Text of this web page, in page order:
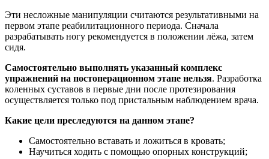
Эти несложные манипуляции считаются результативными на
первом этапе реабилитационного периода. Сначала
разрабатывать ногу рекомендуется в положении лёжа, затем
сидя.
Самостоятельно выполнять указанный комплекс
упражнений на постоперационном этапе нельзя. Разработка
коленных суставов в первые дни после протезирования
осуществляется только под пристальным наблюдением врача.
Какие цели преследуются на данном этапе?
Самостоятельно вставать и ложиться в кровать;
Научиться ходить с помощью опорных конструкций;